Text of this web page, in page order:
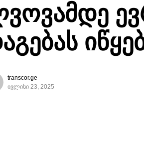
transcor.ge
ივლისი 23, 2025